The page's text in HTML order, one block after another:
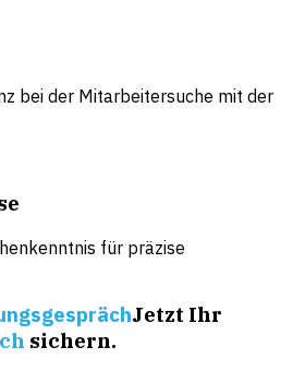
bei der Mitarbeitersuche mit der
für präzise
Jetzt Ihr
sichern.